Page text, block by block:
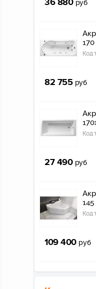
36 880 руб
Код
82 755 руб
Код
27 490 руб
145
Код
109 400 руб